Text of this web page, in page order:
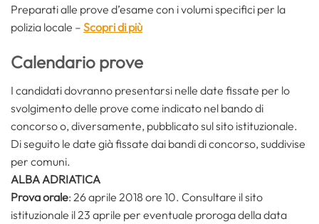
Preparati alle prove d’esame con i volumi specifici per la
polizia locale – Scopri di più
Calendario prove
I candidati dovranno presentarsi nelle date fissate per lo
svolgimento delle prove come indicato nel bando di
concorso o, diversamente, pubblicato sul sito istituzionale.
Di seguito le date già fissate dai bandi di concorso, suddivise
per comuni.
ALBA ADRIATICA
Prova orale: 26 aprile 2018 ore 10. Consultare il sito
istituzionale il 23 aprile per eventuale proroga della data